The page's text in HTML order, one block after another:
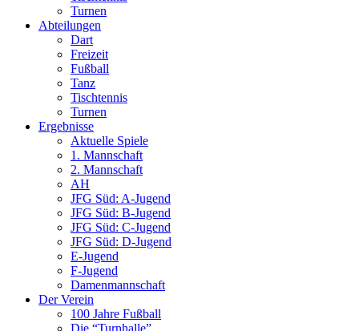
Turnen
Abteilungen
Dart
Freizeit
Fußball
Tanz
Tischtennis
Turnen
Ergebnisse
Aktuelle Spiele
1. Mannschaft
2. Mannschaft
AH
JFG Süd: A-Jugend
JFG Süd: B-Jugend
JFG Süd: C-Jugend
JFG Süd: D-Jugend
E-Jugend
F-Jugend
Damenmannschaft
Der Verein
100 Jahre Fußball